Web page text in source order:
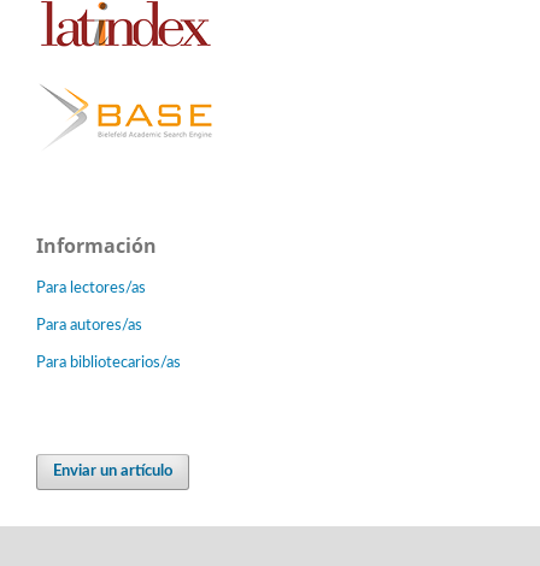
Información
Para lectores/as
Para autores/as
Para bibliotecarios/as
Enviar un artículo